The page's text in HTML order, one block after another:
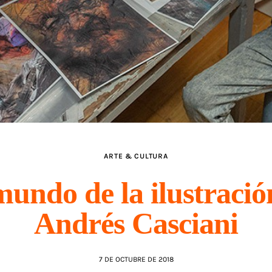
ARTE & CULTURA
de la
Andrés Casciani
7 DE OCTUBRE DE 2018